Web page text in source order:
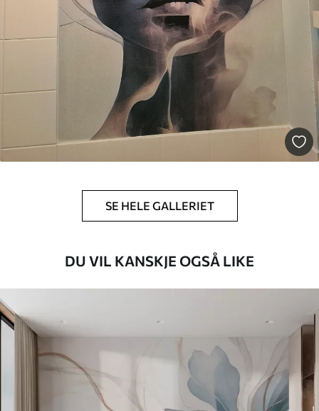
Premium vinyl
Peel and Stick
/m²
SE HELE GALLERIET
DU VIL KANSKJE OGSÅ LIKE